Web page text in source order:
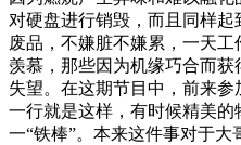
对硬盘进行销毁，而且同样
废品，不嫌脏不嫌累，一天
羡慕，那些因为机缘巧合而
失望。在这期节目中，前来
一行就是这样，有时候精美
一“铁棒”。本来这件事对于